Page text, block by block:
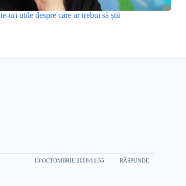
uri utile despre care ar trebui să știi
13 OCTOMBRIE 2008/11:55 RĂSPUNDE